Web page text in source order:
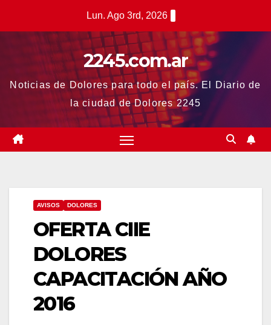
Lun. Ago 3rd, 2026
2245.com.ar
Noticias de Dolores para todo el país. El Diario de
la ciudad de Dolores 2245
AVISOS DOLORES
OFERTA CIIE
DOLORES
CAPACITACIÓN AÑO
2016